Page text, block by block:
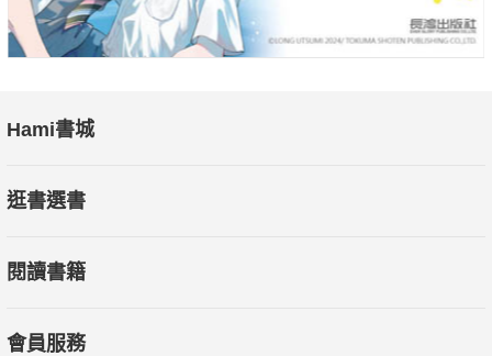
Hami書城
逛書選書
閱讀書籍
會員服務